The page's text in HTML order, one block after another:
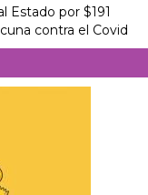
Estado por $191
contra el Covid